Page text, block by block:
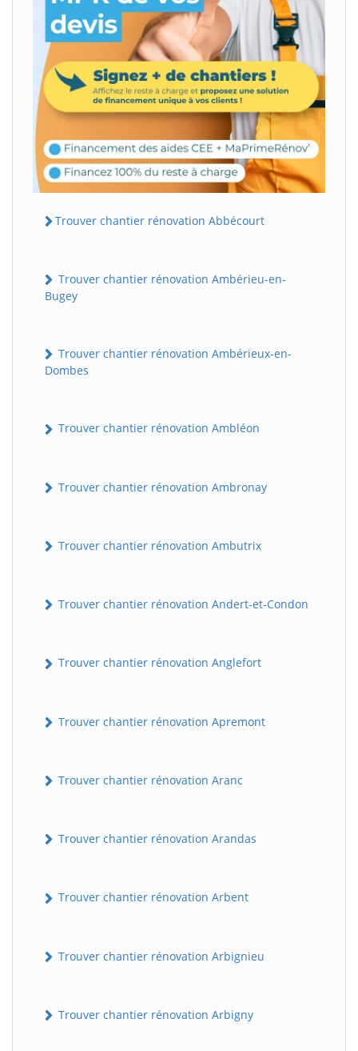
Trouver chantier rénovation Abbécourt
Trouver chantier rénovation Ambérieu-en-
Bugey
Trouver chantier rénovation Ambérieux-en-
Dombes
Trouver chantier rénovation Ambléon
Trouver chantier rénovation Ambronay
Trouver chantier rénovation Ambutrix
Trouver chantier rénovation Andert-et-Condon
Trouver chantier rénovation Anglefort
Trouver chantier rénovation Apremont
Trouver chantier rénovation Aranc
Trouver chantier rénovation Arandas
Trouver chantier rénovation Arbent
Trouver chantier rénovation Arbignieu
Trouver chantier rénovation Arbigny